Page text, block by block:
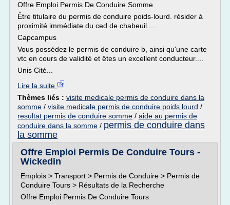
Offre Emploi Permis De Conduire Somme
Être titulaire du permis de conduire poids-lourd. résider à
proximité immédiate du ced de chabeuil....
Capcampus
Vous possédez le permis de conduire b, ainsi qu'une carte
vtc en cours de validité et êtes un excellent conducteur....
Unis Cité...
Lire la suite
Thèmes liés : visite medicale permis de conduire dans la
somme / visite medicale permis de conduire poids lourd /
resultat permis de conduire somme / aide au permis de
conduire dans la somme / permis de conduire dans
la somme
Offre Emploi Permis De Conduire Tours -
Wickedin
Emplois > Transport > Permis de Conduire > Permis de
Conduire Tours > Résultats de la Recherche
Offre Emploi Permis De Conduire Tours